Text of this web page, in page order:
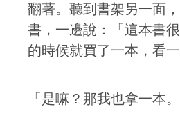
翻著。聽到書架另一面
書，一邊說：「這本書
的時候就買了一本，看一
「是嘛？那我也拿一本。